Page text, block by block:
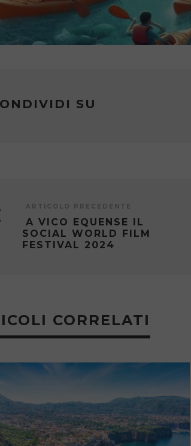
SU
ARTICOLO PRECEDENTE
A VICO EQUENSE IL
SOCIAL WORLD FILM
FESTIVAL 2024
CORRELATI